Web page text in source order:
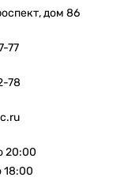
дом 86
77
78
20:00
18:00